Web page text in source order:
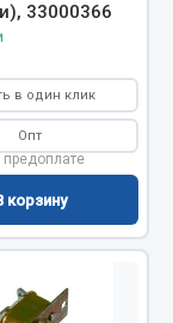
33000366
в один клик
Опт
корзину